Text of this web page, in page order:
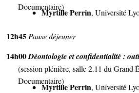
Documentaire)
Myrtille Perrin, Université
12h45Pause déjeuner
14h00Déontologie et confidentialité :
(session plénière, salle 2.11 du Grand
Documentaire)
Myrtille Perrin, Université